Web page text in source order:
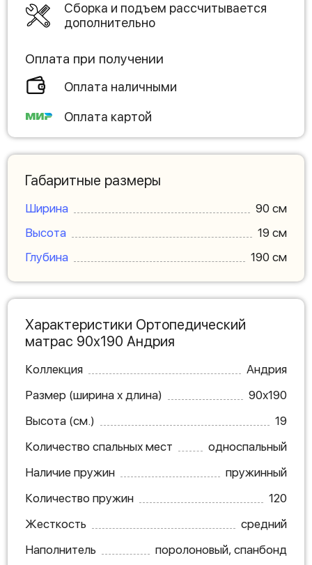
Сборка и подъем рассчитывается
дополнительно
Оплата при получении
Оплата наличными
Оплата картой
Габаритные размеры
Ширина
90 см
Высота
19 см
Глубина
190 см
Характеристики Ортопедический
матрас 90х190 Андрия
Коллекция
Андрия
Размер (ширина х длина)
90х190
Высота (см.)
19
Количество спальных мест
односпальный
Наличие пружин
пружинный
Количество пружин
120
Жесткость
средний
Наполнитель
поролоновый, спанбонд